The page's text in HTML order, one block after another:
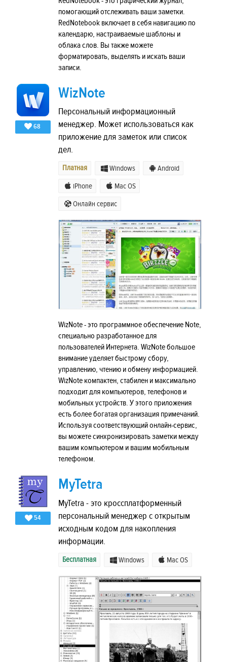
помогающий отслеживать ваши заметки.
RedNotebook включает в себя навигацию по
календарю, настраиваемые шаблоны и
облака слов. Вы также можете
форматировать, выделять и искать ваши
записи.
68
WizNote
Персональный информационный
менеджер. Может использоваться как
приложение для заметок или список
дел.
Платная Windows Android
iPhone Mac OS
Онлайн сервис
WizNote - это программное обеспечение Note,
специально разработанное для
пользователей Интернета. WizNote большое
внимание уделяет быстрому сбору,
управлению, чтению и обмену информацией.
WizNote компактен, стабилен и максимально
подходит для компьютеров, телефонов и
мобильных устройств. У этого приложения
есть более богатая организация примечаний.
Используя соответствующий онлайн-сервис,
вы можете синхронизировать заметки между
вашим компьютером и вашим мобильным
телефоном.
54
MyTetra
MyTetra - это кроссплатформенный
персональный менеджер с открытым
исходным кодом для накопления
информации.
Бесплатная Windows Mac OS